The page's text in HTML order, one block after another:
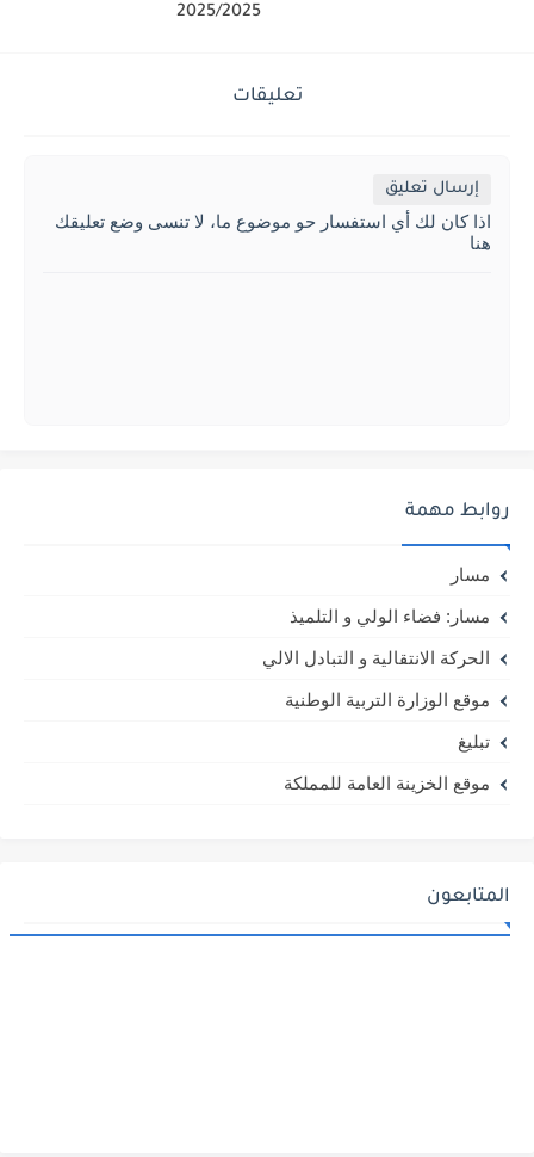
2025/2025
تعليقات
إرسال تعليق
اذا كان لك أي استفسار حو موضوع ما، لا تنسى وضع تعليقك
هنا
روابط مهمة
مسار
مسار: فضاء الولي و التلميذ
الحركة الانتقالية و التبادل الالي
موقع الوزارة التربية الوطنية
تبليغ
موقع الخزينة العامة للمملكة
المتابعون